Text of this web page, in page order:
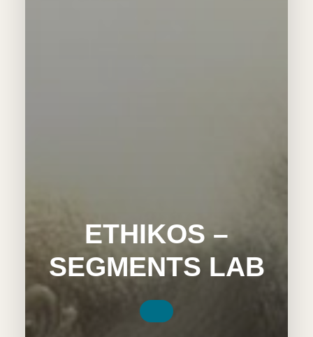
ETHIKOS –
SEGMENTS LAB